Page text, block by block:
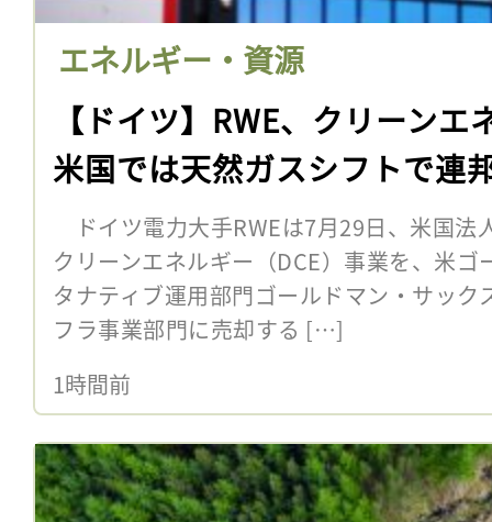
エネルギー・資源
【ドイツ】RWE、クリーン
米国では天然ガスシフトで連
ドイツ電力大手RWEは7月29日、米国法
クリーンエネルギー（DCE）事業を、米
タナティブ運用部門ゴールドマン・サック
フラ事業部門に売却する […]
1時間前